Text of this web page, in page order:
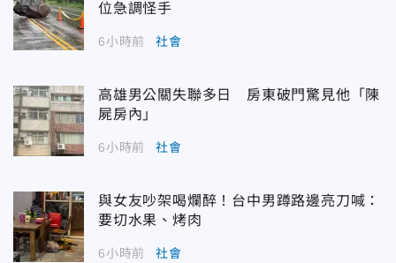
位急調怪手
6小時前 社會
高雄男公關失聯多日 房東破門驚見他「陳
屍房內」
6小時前 社會
與女友吵架喝爛醉！台中男蹲路邊亮刀喊：
要切水果、烤肉
6小時前 社會